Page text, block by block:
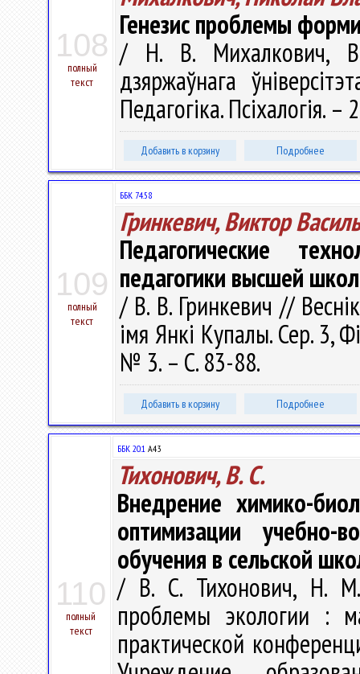
108
полный
текст
Генезис проблемы
/ Н. В. Михалкович, В.
дзяржаўнага
Педагогіка. Псіхалогія.
Добавить в корзину Подробнее
109
полный
текст
ББК 74.58
Гринкевич, Виктор
Педагогические
педагогики высшей
/ В. В. Гринкевич //
імя Янкі Купалы. Сер. 3,
№ 3. – С. 83-88.
Добавить в корзину Подробнее
110
полный
текст
ББК 20.1 А43
Тихонович, В. С.
Внедрение химико-
оптимизации учебно-
обучения в сельской
/ В. С. Тихонович, Н.
проблемы экологии :
практической